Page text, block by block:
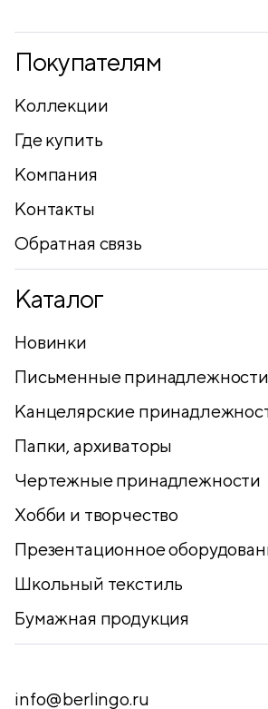
Покупателям
Коллекции
Где купить
Компания
Контакты
Обратная связь
Каталог
Новинки
Письменные принадлежности
Канцелярские
Папки, архиваторы
Чертежные принадлежности
Хобби и творчество
Презентационное
Школьный текстиль
Бумажная продукция
info@berlingo.ru